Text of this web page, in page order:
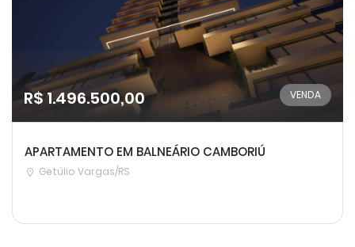
R$ 1.496.500,00 VENDA
APARTAMENTO EM BALNEÁRIO CAMBORIÚ
Getúlio Vargas/RS